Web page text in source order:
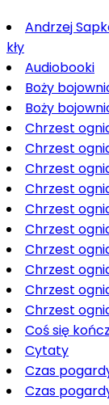
Andrzej
kły
Audiobooki
Boży
Boży
Chrzest
Chrzest
Chrzest
Chrzest
Chrzest
Chrzest
Chrzest
Chrzest
Chrzest
Chrzest
Coś się
Cytaty
Czas
Czas